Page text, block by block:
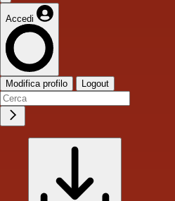
Accedi
Modifica profilo Logout